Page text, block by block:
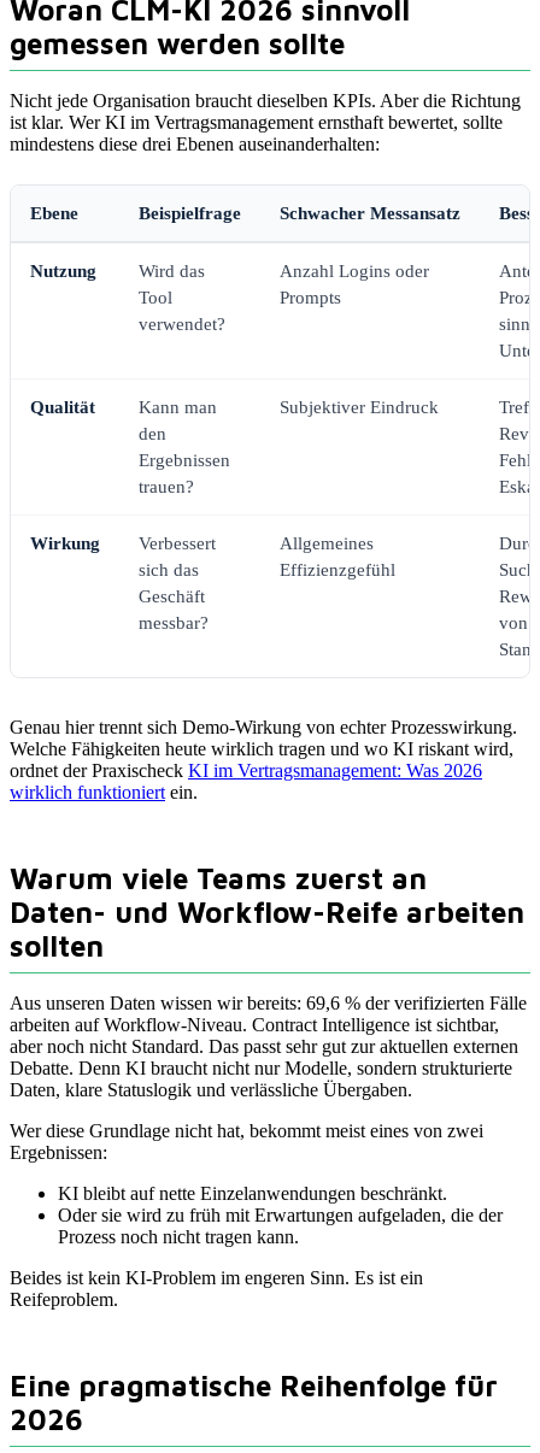
Woran CLM-KI 2026 sinnvoll
gemessen werden sollte
Nicht jede Organisation braucht dieselben KPIs. Aber die Richtung
ist klar. Wer KI im Vertragsmanagement ernsthaft bewertet, sollte
mindestens diese drei Ebenen auseinanderhalten:
Ebene Beispielfrage Schwacher Messansatz
Nutzung
Wird das
Tool
verwendet?
Anzahl Logins oder
Prompts
Qualität
Kann man
den
Ergebnissen
trauen?
Subjektiver Eindruck
Wirkung
Verbessert
sich das
Geschäft
messbar?
Allgemeines
Effizienzgefühl
von
Genau hier trennt sich Demo-Wirkung von echter Prozesswirkung.
Welche Fähigkeiten heute wirklich tragen und wo KI riskant wird,
ordnet der Praxischeck KI im Vertragsmanagement: Was 2026
wirklich funktioniert ein.
Warum viele Teams zuerst an
Daten- und Workflow-Reife arbeiten
sollten
Aus unseren Daten wissen wir bereits: 69,6 % der verifizierten Fälle
arbeiten auf Workflow-Niveau. Contract Intelligence ist sichtbar,
aber noch nicht Standard. Das passt sehr gut zur aktuellen externen
Debatte. Denn KI braucht nicht nur Modelle, sondern strukturierte
Daten, klare Statuslogik und verlässliche Übergaben.
Wer diese Grundlage nicht hat, bekommt meist eines von zwei
Ergebnissen:
KI bleibt auf nette Einzelanwendungen beschränkt.
Oder sie wird zu früh mit Erwartungen aufgeladen, die der
Prozess noch nicht tragen kann.
Beides ist kein KI-Problem im engeren Sinn. Es ist ein
Reifeproblem.
Eine pragmatische Reihenfolge für
2026